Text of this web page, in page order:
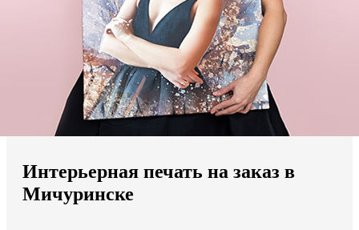
Мы доставляем по всему миру
Продолжить без города
Интерьерная печать на заказ в
Мичуринске